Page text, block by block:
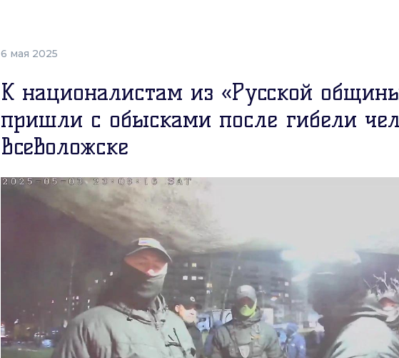
6 мая 2025
К националистам из «Русской
пришли с обысками после гибели
Всеволожске